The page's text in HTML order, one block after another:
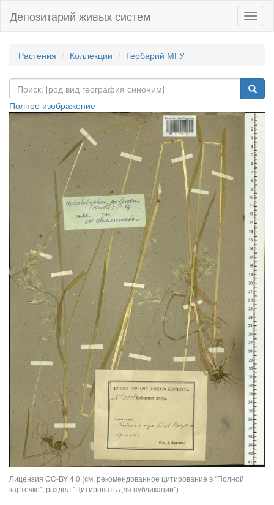
Депозитарий живых систем
Растения Коллекции Гербарий МГУ
Полное изображение
Лицензия CC-BY 4.0 (см. рекомендованное цитирование в "Полной
карточке", раздел "Цитировать для публикации")